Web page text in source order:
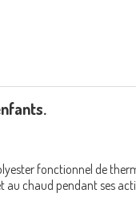
fonctionnel de
au chaud pendant ses